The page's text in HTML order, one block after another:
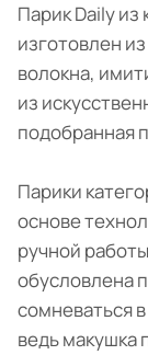
Парик Daily из
изготовлен
волокна,
из
подобранная
Парики
основе
ручной
обусловлена
сомневаться
ведь макушка